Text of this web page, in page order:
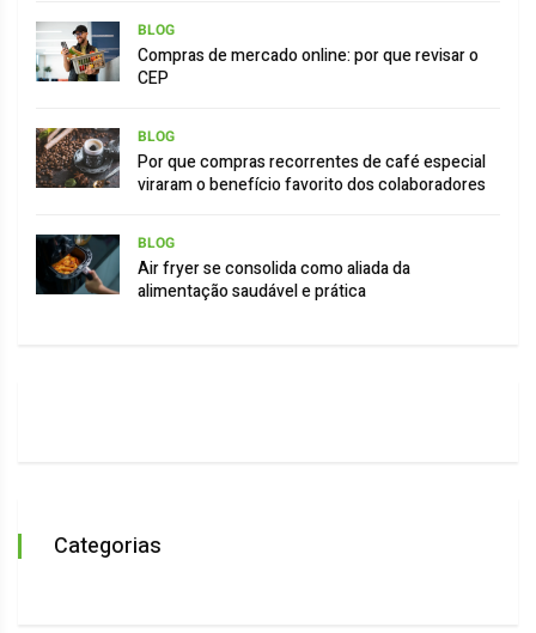
BLOG
Compras de mercado online: por que revisar o
CEP
BLOG
Por que compras recorrentes de café especial
viraram o benefício favorito dos colaboradores
BLOG
Air fryer se consolida como aliada da
alimentação saudável e prática
Categorias